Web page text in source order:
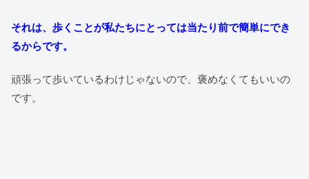
それは、歩くことが私たちにとっては当たり前で簡単にでき
るからです。
頑張って歩いているわけじゃないので、褒めなくてもいいの
です。